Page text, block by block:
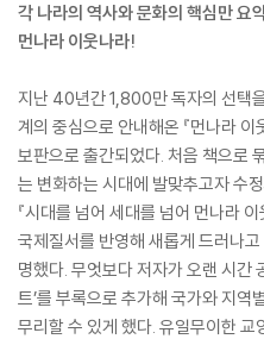
각 나라의 역사와 문화의 핵심만 요
먼나라 이웃나라!
지난 40년간 1,800만 독자의 선택
계의 중심으로 안내해온 『먼나라
보판으로 출간되었다. 처음 책으로
는 변화하는 시대에 발맞추고자 수
『시대를 넘어 세대를 넘어 먼나라
국제질서를 반영해 새롭게 드러나
명했다. 무엇보다 저자가 오랜 시간
트’를 부록으로 추가해 국가와 지
무리할 수 있게 했다. 유일무이한 교